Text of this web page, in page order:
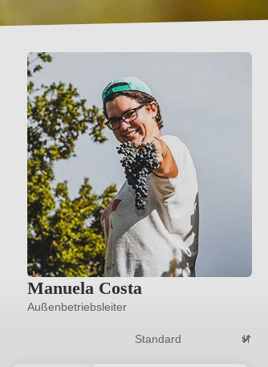
Manuela Costa
Außenbetriebsleiter